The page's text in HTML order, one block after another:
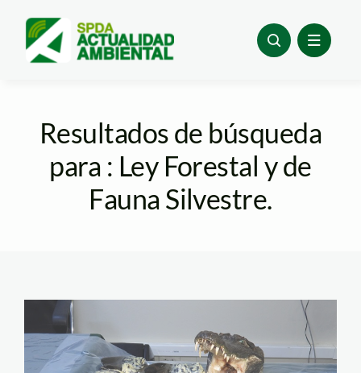
content
Resultados de búsqueda
para : Ley Forestal y de
Fauna Silvestre.
boa2